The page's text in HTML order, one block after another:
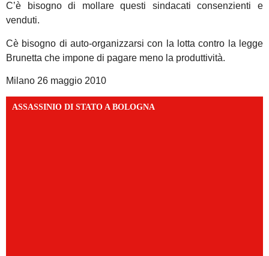
C’è bisogno di mollare questi sindacati consenzienti e
venduti.
Cè bisogno di auto-organizzarsi con la lotta contro la legge
Brunetta che impone di pagare meno la produttività.
Milano 26 maggio 2010
ASSASSINIO DI STATO A BOLOGNA